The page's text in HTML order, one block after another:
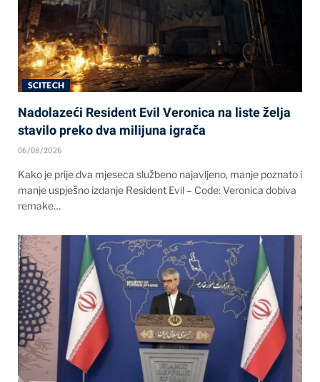
SCITECH
Nadolazeći Resident Evil Veronica na liste želja
stavilo preko dva milijuna igrača
06/08/2026
Kako je prije dva mjeseca službeno najavljeno, manje poznato i
manje uspješno izdanje Resident Evil – Code: Veronica dobiva
remake…